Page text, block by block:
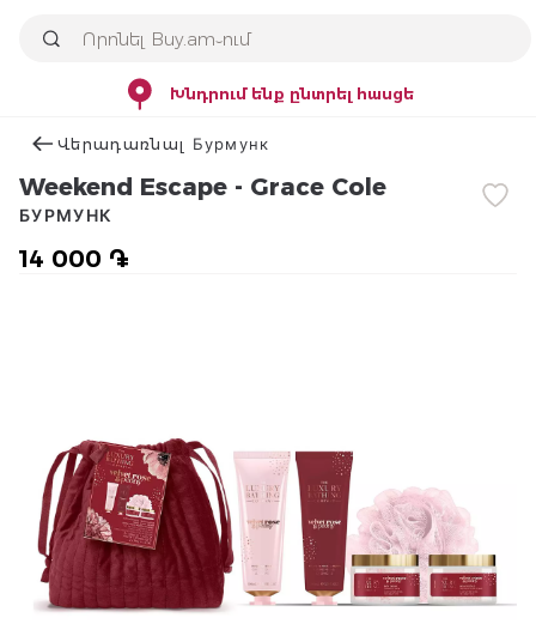
Խնդրում ենք ընտրել հասցե
Վերադառնալ Бурмунк
Weekend Escape - Grace Cole
14 000 ֏
БУРМУНК